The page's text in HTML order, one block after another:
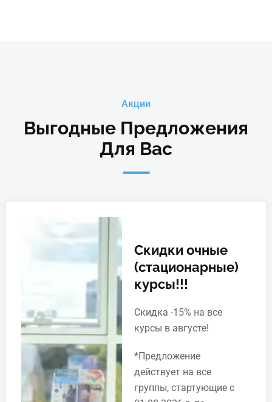
Акции
Выгодные Предложения
Для Вас
Скидки очные
(стационарные)
курсы!!!
Скидка -15% на все
курсы в августе!
*Предложение
действует на все
группы, стартующие с